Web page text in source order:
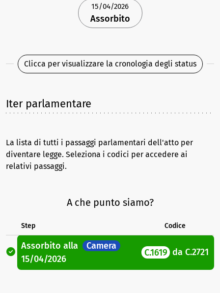
15/04/2026
Assorbito
Clicca per visualizzare la cronologia degli status
Iter parlamentare
La lista di tutti i passaggi parlamentari dell'atto per
diventare legge. Seleziona i codici per accedere ai
relativi passaggi.
A che punto siamo?
Step Codice
Assorbito alla
Camera
15/04/2026
C.1619 da C.2721